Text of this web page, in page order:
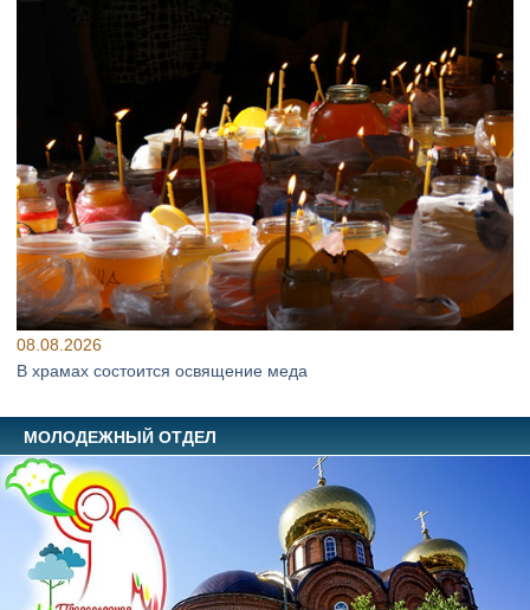
08.08.2026
В храмах состоится освящение меда
МОЛОДЕЖНЫЙ ОТДЕЛ